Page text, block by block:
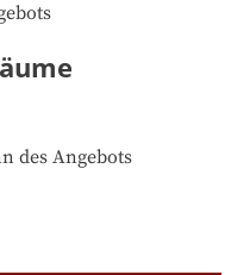
des Angebots